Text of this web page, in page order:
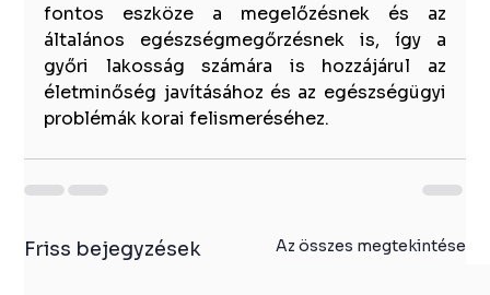
fontos eszköze a megelőzésnek és az
általános egészségmegőrzésnek is, így a
győri lakosság számára is hozzájárul az
életminőség javításához és az egészségügyi
problémák korai felismeréséhez.
Friss bejegyzések Az összes megtekintése